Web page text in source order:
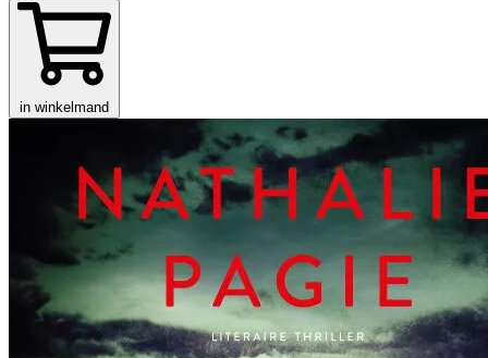
in winkelmand